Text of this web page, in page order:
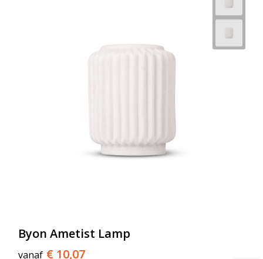
Byon Ametist Lamp
vanaf € 10,07